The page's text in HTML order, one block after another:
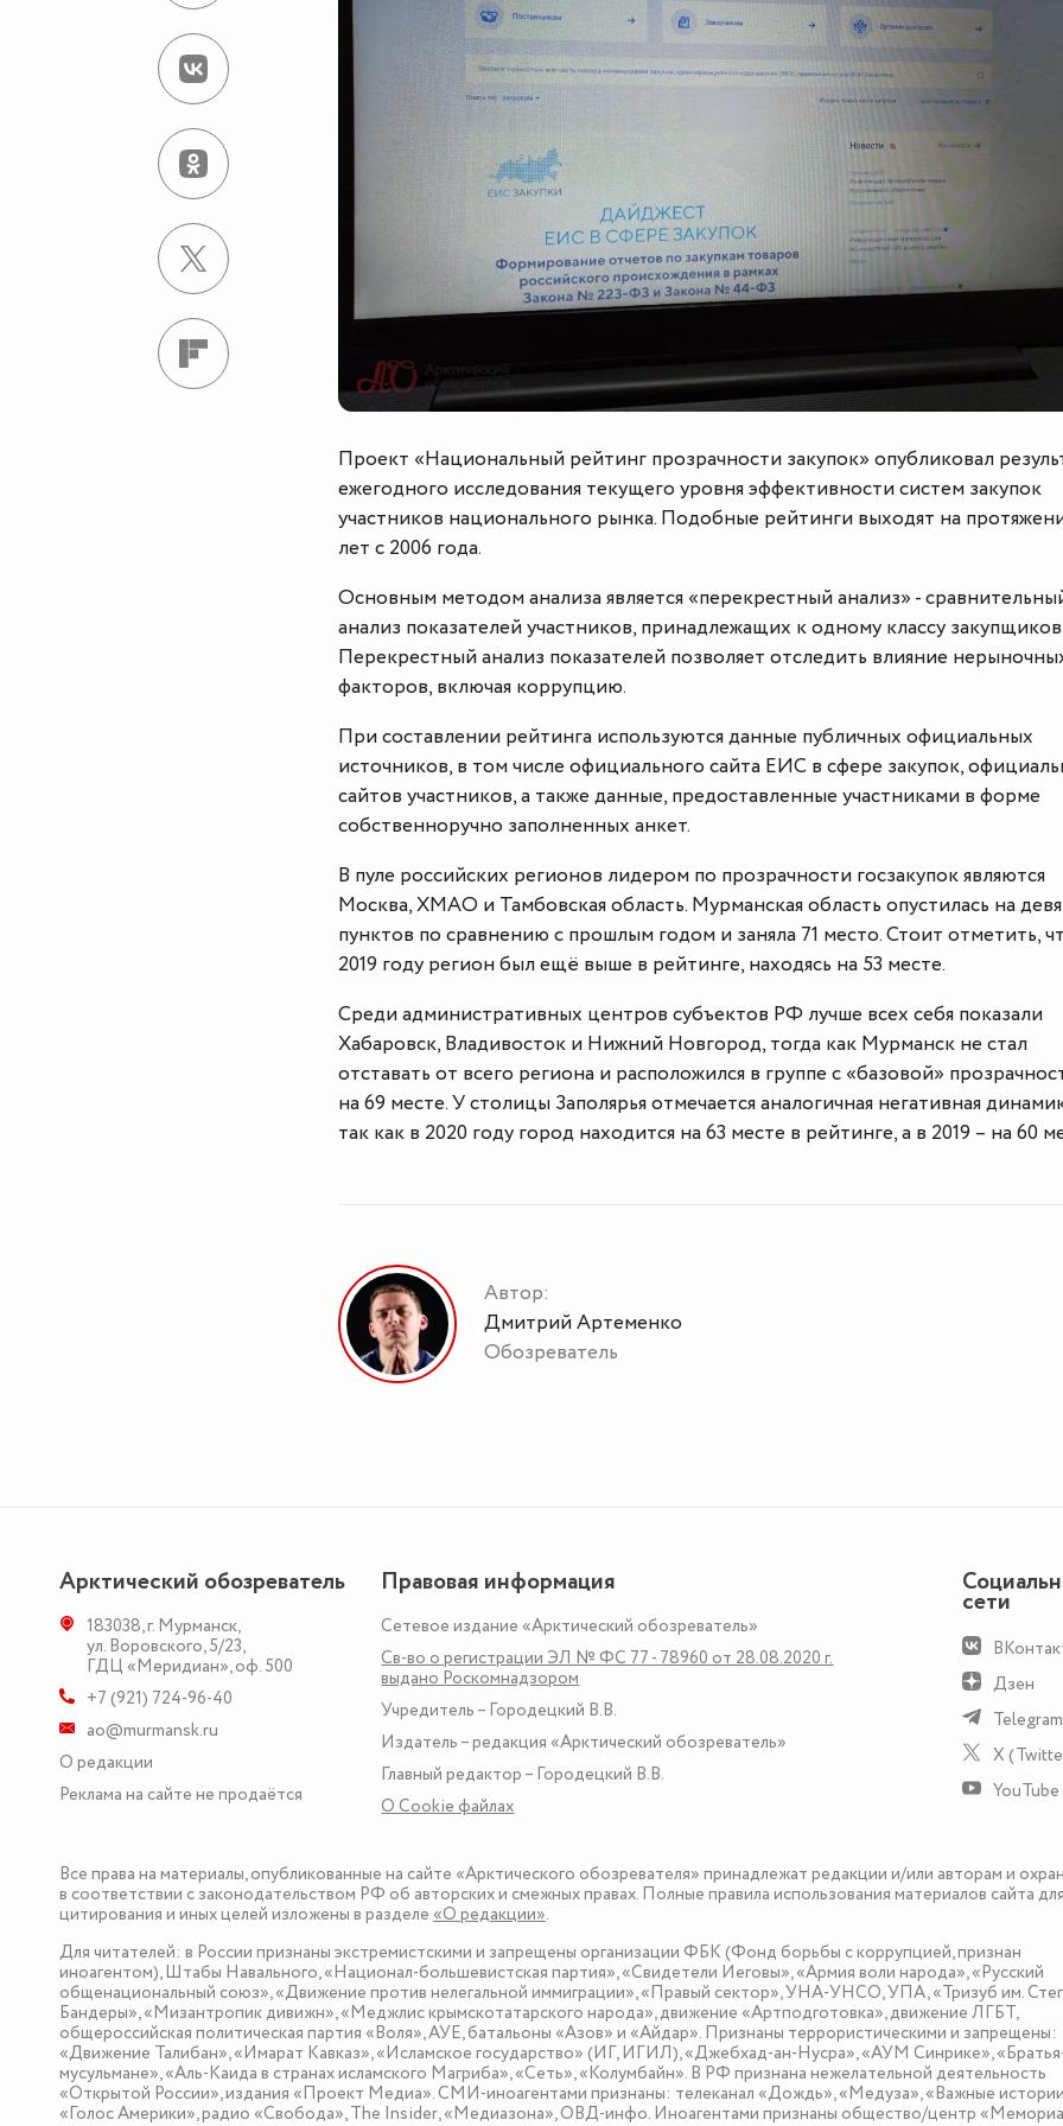
Проект «Национальный рейтинг прозрачности закупок» опубликовал
ежегодного исследования текущего уровня эффективности систем закупок
участников национального рынка. Подобные рейтинги выходят на
лет с 2006 года.
Основным методом анализа является «перекрестный анализ» -
анализ показателей участников, принадлежащих к одному классу закупщиков.
Перекрестный анализ показателей позволяет отследить влияние
факторов, включая коррупцию.
При составлении рейтинга используются данные публичных официальных
источников, в том числе официального сайта ЕИС в сфере закупок,
сайтов участников, а также данные, предоставленные участниками в форме
собственноручно заполненных анкет.
В пуле российских регионов лидером по прозрачности госзакупок являются
Москва, ХМАО и Тамбовская область. Мурманская область опустилась на
пунктов по сравнению с прошлым годом и заняла 71 место. Стоит отметить,
2019 году регион был ещё выше в рейтинге, находясь на 53 месте.
Среди административных центров субъектов РФ лучше всех себя показали
Хабаровск, Владивосток и Нижний Новгород, тогда как Мурманск не стал
отставать от всего региона и расположился в группе с «базовой»
на 69 месте. У столицы Заполярья отмечается аналогичная негативная
так как в 2020 году город находится на 63 месте в рейтинге, а в 2019 – на 60
Автор:
Дмитрий Артеменко
Обозреватель
Арктический обозреватель
183038,г. Мурманск,
ул. Воровского, 5/23,
ГДЦ «Меридиан», оф. 500
+7 (921) 724-96-40
ao@murmansk.ru
О редакции
Реклама на сайте не продаётся
Правовая информация
Сетевое издание «Арктический обозреватель»
Св-во о регистрации ЭЛ № ФС 77 - 78960 от 28.08.2020 г.
выдано Роскомнадзором
Учредитель – Городецкий В.В.
Издатель – редакция «Арктический обозреватель»
Главный редактор – Городецкий В.В.
О Сookie файлах
сети
Дзен
Telegram
X
YouTube
Все права на материалы, опубликованные на сайте «Арктического обозревателя» принадлежат редакции и/или авторам и
в соответствии с законодательством РФ об авторских и смежных правах. Полные правила использования материалов сайта
цитирования и иных целей изложены в разделе«О редакции».
Для читателей: в России признаны экстремистскими и запрещены организации ФБК (Фонд борьбы с коррупцией, признан
иноагентом), Штабы Навального, «Национал-большевистская партия», «Свидетели Иеговы», «Армия воли народа», «Русский
общенациональный союз», «Движение против нелегальной иммиграции», «Правый сектор», УНА-УНСО, УПА, «Тризуб им.
Бандеры», «Мизантропик дивижн», «Меджлис крымскотатарского народа», движение «Артподготовка», движение ЛГБТ,
общероссийская политическая партия «Воля», АУЕ, батальоны «Азов» и «Айдар». Признаны террористическими и запрещены:
«Движение Талибан», «Имарат Кавказ», «Исламское государство» (ИГ, ИГИЛ), «Джебхад-ан-Нусра», «АУМ Синрике»,
мусульмане», «Аль-Каида в странах исламского Магриба», «Сеть», «Колумбайн». В РФ признана нежелательной деятельность
«Открытой России», издания «Проект Медиа». СМИ-иноагентами признаны: телеканал «Дождь», «Медуза», «Важные
«Голос Америки», радио «Свобода», The Insider, «Медиазона», ОВД-инфо. Иноагентами признаны общество/центр